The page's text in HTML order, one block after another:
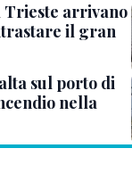
arrivano
il gran
sul porto di
nella